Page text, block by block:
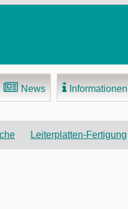
News Informationen
Leiterplatten-Fertigung